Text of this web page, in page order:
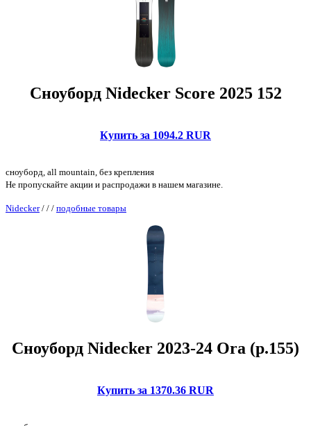
Сноуборд Nidecker Score 2025 152
Купить за 1094.2 RUR
сноуборд, all mountain, без крепления
Не пропускайте акции и распродажи в нашем магазине.
Nidecker/ / / подобные товары
Сноуборд Nidecker 2023-24 Ora (р.155)
Купить за 1370.36 RUR